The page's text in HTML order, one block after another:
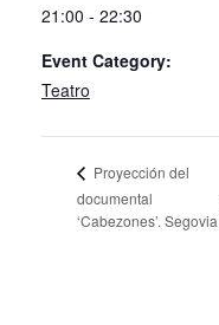
21:00 - 22:30
Event Category:
Teatro
Proyección del
documental
‘Cabezones’. Segovia